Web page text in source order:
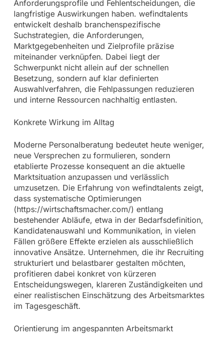
Anforderungsprofile und Fehlentscheidungen, die
langfristige Auswirkungen haben. wefindtalents
entwickelt deshalb branchenspezifische
Suchstrategien, die Anforderungen,
Marktgegebenheiten und Zielprofile präzise
miteinander verknüpfen. Dabei liegt der
Schwerpunkt nicht allein auf der schnellen
Besetzung, sondern auf klar definierten
Auswahlverfahren, die Fehlpassungen reduzieren
und interne Ressourcen nachhaltig entlasten.
Konkrete Wirkung im Alltag
Moderne Personalberatung bedeutet heute weniger,
neue Versprechen zu formulieren, sondern
etablierte Prozesse konsequent an die aktuelle
Marktsituation anzupassen und verlässlich
umzusetzen. Die Erfahrung von wefindtalents zeigt,
dass systematische Optimierungen
(https://wirtschaftsmacher.com/) entlang
bestehender Abläufe, etwa in der Bedarfsdefinition,
Kandidatenauswahl und Kommunikation, in vielen
Fällen größere Effekte erzielen als ausschließlich
innovative Ansätze. Unternehmen, die ihr Recruiting
strukturiert und belastbarer gestalten möchten,
profitieren dabei konkret von kürzeren
Entscheidungswegen, klareren Zuständigkeiten und
einer realistischen Einschätzung des Arbeitsmarktes
im Tagesgeschäft.
Orientierung im angespannten Arbeitsmarkt